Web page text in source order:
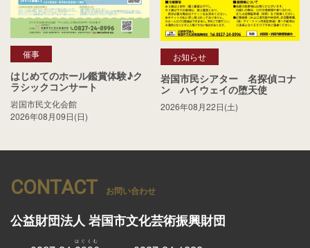
催事
はじめてのホール鑑賞体験♪ク
ラシックコンサート
岩国市民文化会館
2026年08月09日(日)
お知らせ
岩国市民シアター 名探偵コナ
ン ハイウェイの堕天使
2026年08月22日(土)
CONTACT お問い合わせ
公益財団法人 岩国市文化芸術振興財団